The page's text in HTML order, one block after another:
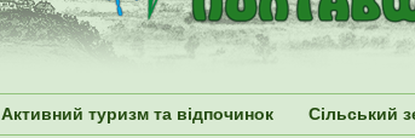
Активний туризм та відпочинок Сільський